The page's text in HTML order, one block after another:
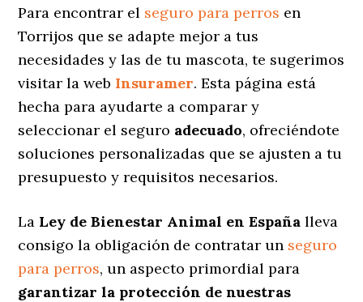
Para encontrar el seguro para perros en
Torrijos que se adapte mejor a tus
necesidades y las de tu mascota, te sugerimos
visitar la web Insuramer. Esta página está
hecha para ayudarte a comparar y
seleccionar el seguro adecuado, ofreciéndote
soluciones personalizadas que se ajusten a tu
presupuesto y requisitos necesarios.
La Ley de Bienestar Animal en España lleva
consigo la obligación de contratar un seguro
para perros, un aspecto primordial para
garantizar la protección de nuestras